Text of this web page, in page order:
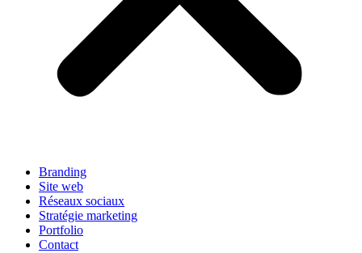
Branding
Site web
Réseaux sociaux
Stratégie marketing
Portfolio
Contact